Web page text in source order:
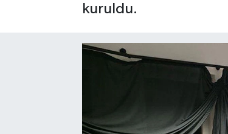
kuruldu.